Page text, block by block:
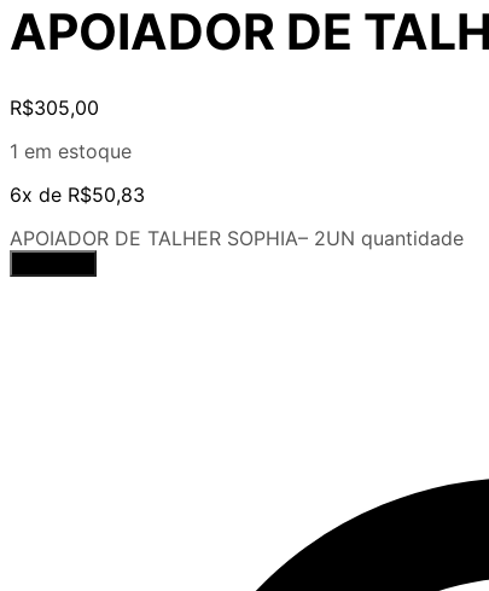
APOIADOR DE
R$305,00
1 em estoque
6x de R$50,83
APOIADOR DE TALHER SOPHIA– 2UN quantidade